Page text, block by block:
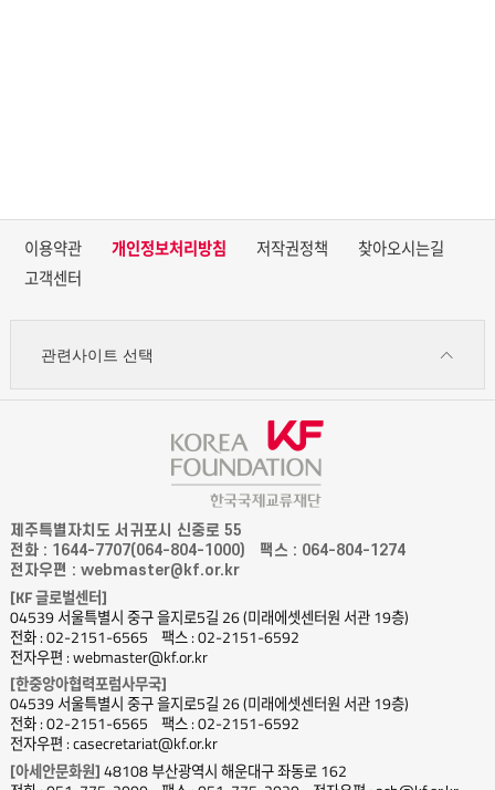
이용약관 개인정보처리방침 저작권정책
찾아오시는길
고객센터
관련사이트 선택
제주특별자치도 서귀포시 신중로 55
전화 : 1644-7707(064-804-1000)
팩스 : 064-804-1274
전자우편 : webmaster@kf.or.kr
[KF 글로벌센터]
04539 서울특별시 중구 을지로5길 26 (미래에셋센터원 서관 19층)
전화 : 02-2151-6565
팩스 : 02-2151-6592
전자우편 : webmaster@kf.or.kr
[한중앙아협력포럼사무국]
04539 서울특별시 중구 을지로5길 26 (미래에셋센터원 서관 19층)
전화 : 02-2151-6565
팩스 : 02-2151-6592
전자우편 : casecretariat@kf.or.kr
[아세안문화원] 48108 부산광역시 해운대구 좌동로 162